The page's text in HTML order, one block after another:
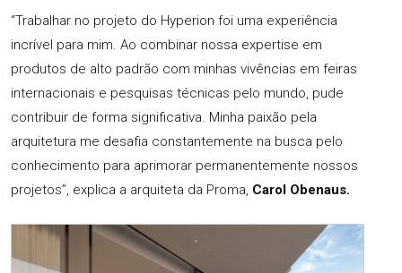
“Trabalhar no projeto do Hyperion foi uma experiência
incrível para mim. Ao combinar nossa expertise em
produtos de alto padrão com minhas vivências em feiras
internacionais e pesquisas técnicas pelo mundo, pude
contribuir de forma significativa. Minha paixão pela
arquitetura me desafia constantemente na busca pelo
conhecimento para aprimorar permanentemente nossos
projetos”, explica a arquiteta da Proma, Carol Obenaus.